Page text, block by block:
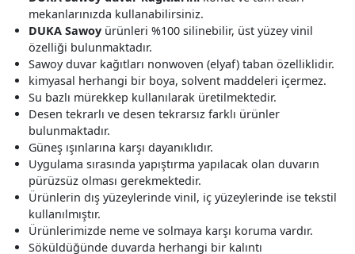
mekanlarınızda kullanabilirsiniz.
DUKA Sawoy ürünleri %100 silinebilir, üst yüzey vinil
özelliği bulunmaktadır.
Sawoy duvar kağıtları nonwoven (elyaf) taban özelliklidir.
kimyasal herhangi bir boya, solvent maddeleri içermez.
Su bazlı mürekkep kullanılarak üretilmektedir.
Desen tekrarlı ve desen tekrarsız farklı ürünler
bulunmaktadır.
Güneş ışınlarına karşı dayanıklıdır.
Uygulama sırasında yapıştırma yapılacak olan duvarın
pürüzsüz olması gerekmektedir.
Ürünlerin dış yüzeylerinde vinil, iç yüzeylerinde ise tekstil
kullanılmıştır.
Ürünlerimizde neme ve solmaya karşı koruma vardır.
Söküldüğünde duvarda herhangi bir kalıntı